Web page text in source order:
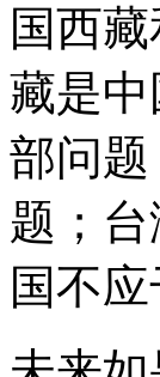
国西
藏是
部问
题；
国不